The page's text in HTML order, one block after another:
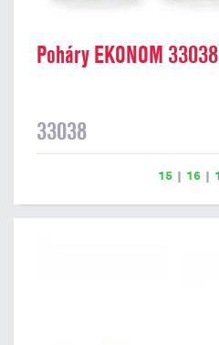
Poháry EKONOM 33038
33038
15 | 16 |